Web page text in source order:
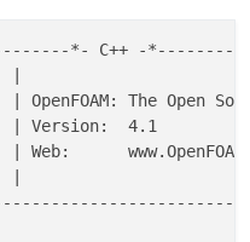
*- C++ -
|
The Open
| Version:  4.1
|